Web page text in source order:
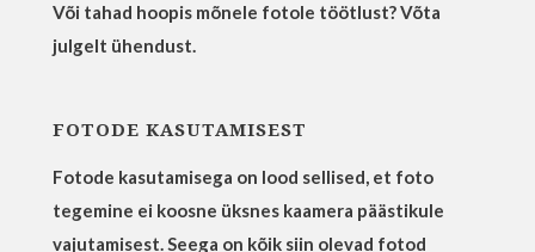
Või tahad hoopis mõnele fotole töötlust? Võta
julgelt ühendust.
FOTODE KASUTAMISEST
Fotode kasutamisega on lood sellised, et foto
tegemine ei koosne üksnes kaamera päästikule
vajutamisest. Seega on kõik siin olevad fotod